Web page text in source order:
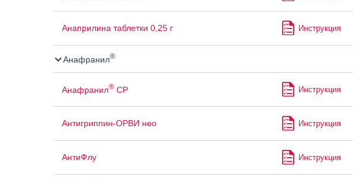
Анаприлина таблетки 0,25 г Инструкция
Анафранил®
Анафранил®СР Инструкция
Антигриппин-ОРВИ нео Инструкция
АнтиФлу Инструкция